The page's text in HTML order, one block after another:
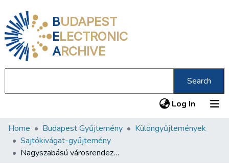
BUDAPEST
ELECTRONIC
ARCHIVE
Search
Log In (current)
Communities & Collections
All of DSpace
Home Budapest Gyűjtemény
Különgyűjtemények
Sajtókivágat-gyűjtemény
Nagyszabású városrendezés, korszerű ipartelepítés Budapest 1962-es tervében